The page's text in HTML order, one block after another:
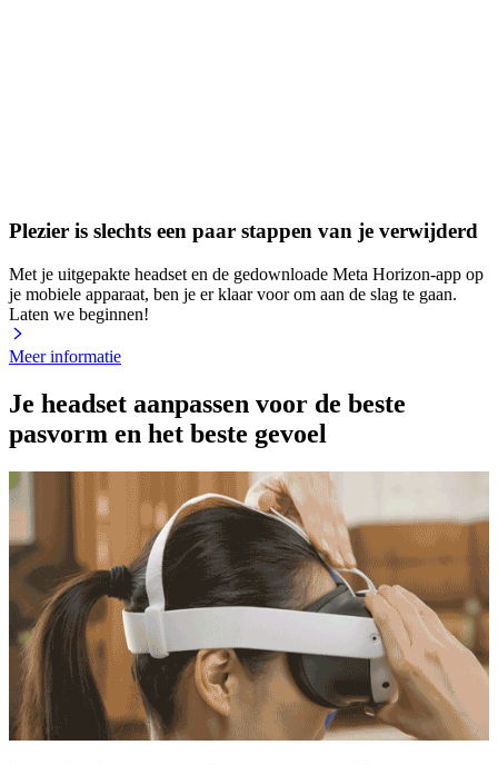
Plezier is slechts een paar stappen van je verwijderd
Met je uitgepakte headset en de gedownloade Meta Horizon-app op
je mobiele apparaat, ben je er klaar voor om aan de slag te gaan.
Laten we beginnen!
Meer informatie
Je headset aanpassen voor de beste
pasvorm en het beste gevoel